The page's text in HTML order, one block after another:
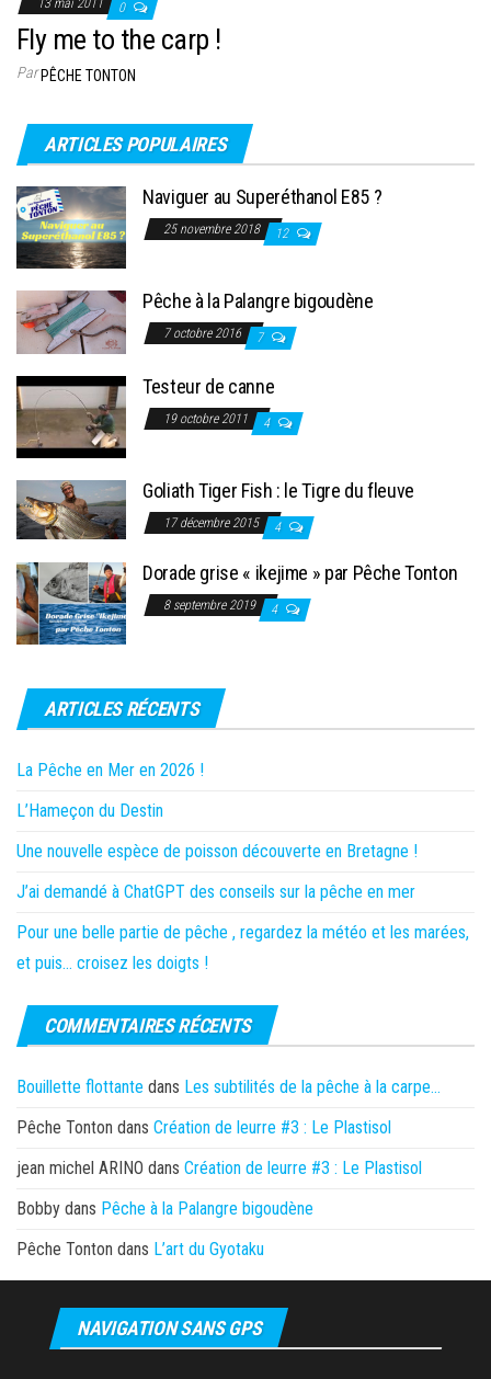
13 mai 2011 0
Fly me to the carp !
ParPÊCHE TONTON
ARTICLES POPULAIRES
Naviguer au Superéthanol E85 ?
25 novembre 2018 12
Pêche à la Palangre bigoudène
7 octobre 2016 7
Testeur de canne
19 octobre 2011 4
Goliath Tiger Fish : le Tigre du fleuve
17 décembre 2015 4
Dorade grise « ikejime » par Pêche Tonton
8 septembre 2019 4
ARTICLES RÉCENTS
La Pêche en Mer en 2026 !
L’Hameçon du Destin
Une nouvelle espèce de poisson découverte en Bretagne !
J’ai demandé à ChatGPT des conseils sur la pêche en mer
Pour une belle partie de pêche , regardez la météo et les marées,
et puis… croisez les doigts !
COMMENTAIRES RÉCENTS
Bouillette flottante dans Les subtilités de la pêche à la carpe…
Pêche Tonton dans Création de leurre #3 : Le Plastisol
jean michel ARINO dans Création de leurre #3 : Le Plastisol
Bobby dans Pêche à la Palangre bigoudène
Pêche Tonton dans L’art du Gyotaku
NAVIGATION SANS GPS